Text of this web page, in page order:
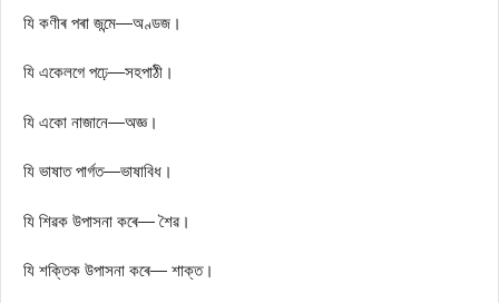
যি কণীৰ পৰা জন্মে—অণ্ডজ।
যি একেলগে পঢ়ে—সহপাঠী।
যি একো নাজানে—অজ্ঞ।
যি ভাষাত পাৰ্গত—ভাষাবিধ।
যি শিৱক উপাসনা কৰে— শৈৱ।
যি শক্তিক উপাসনা কৰে— শাক্ত।